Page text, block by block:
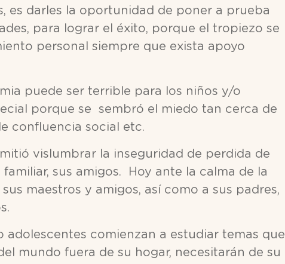
es darles la oportunidad de poner a prueba
para lograr el éxito, porque el tropiezo se
personal siempre que exista apoyo
puede ser terrible para los niños y/o
porque se sembró el miedo tan cerca de
confluencia social etc.
vislumbrar la inseguridad de perdida de
sus amigos. Hoy ante la calma de la
maestros y amigos, así como a sus padres,
adolescentes comienzan a estudiar temas que
mundo fuera de su hogar, necesitarán de su